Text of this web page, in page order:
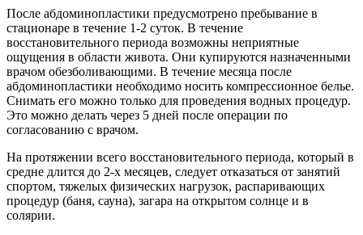
После абдоминопластики предусмотрено пребывание в
стационаре в течение 1-2 суток. В течение
восстановительного периода возможны неприятные
ощущения в области живота. Они купируются назначенными
врачом обезболивающими. В течение месяца после
абдоминопластики необходимо носить компрессионное белье.
Снимать его можно только для проведения водных процедур.
Это можно делать через 5 дней после операции по
согласованию с врачом.
На протяжении всего восстановительного периода, который в
средне длится до 2-х месяцев, следует отказаться от занятий
спортом, тяжелых физических нагрузок, распаривающих
процедур (баня, сауна), загара на открытом солнце и в
солярии.